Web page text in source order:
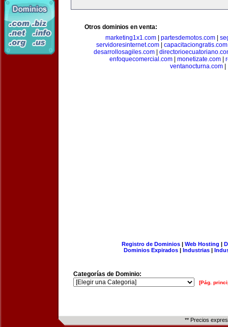
Otros dominios en venta:
marketing1x1.com| partesdemotos.com|
servidoresinternet.com| capacitaciongratis.com
desarrollosagiles.com
enfoquecomercial.com
monetizate.com
ventanocturna.com
Registro de Dominios| Web Hosting |
Dominios Expirados | Industrias |
Categorías de Dominio:
[Pág.
** Precios